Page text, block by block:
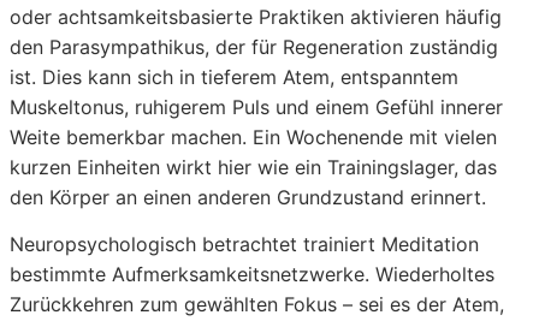
oder achtsamkeitsbasierte Praktiken aktivieren häufig
den Parasympathikus, der für Regeneration zuständig
ist. Dies kann sich in tieferem Atem, entspanntem
Muskeltonus, ruhigerem Puls und einem Gefühl innerer
Weite bemerkbar machen. Ein Wochenende mit vielen
kurzen Einheiten wirkt hier wie ein Trainingslager, das
den Körper an einen anderen Grundzustand erinnert.
Neuropsychologisch betrachtet trainiert Meditation
bestimmte Aufmerksamkeitsnetzwerke. Wiederholtes
Zurückkehren zum gewählten Fokus – sei es der Atem,